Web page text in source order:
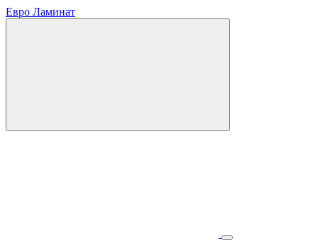
Евро Ламинат